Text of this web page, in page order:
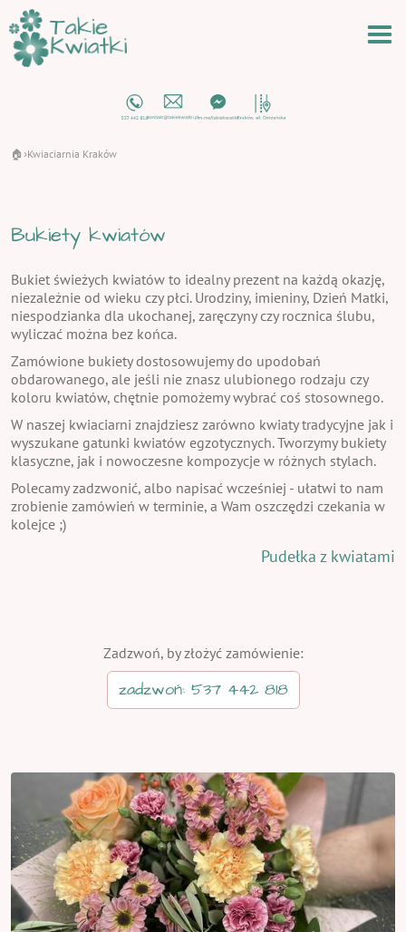
🏠 ›Kwiaciarnia Kraków
Bukiety kwiatów
Bukiet świeżych kwiatów to idealny prezent na każdą okazję,
niezależnie od wieku czy płci. Urodziny, imieniny, Dzień Matki,
niespodzianka dla ukochanej, zaręczyny czy rocznica ślubu,
wyliczać można bez końca.
Zamówione bukiety dostosowujemy do upodobań
obdarowanego, ale jeśli nie znasz ulubionego rodzaju czy
koloru kwiatów, chętnie pomożemy wybrać coś stosownego.
W naszej kwiaciarni znajdziesz zarówno kwiaty tradycyjne jak i
wyszukane gatunki kwiatów egzotycznych. Tworzymy bukiety
klasyczne, jak i nowoczesne kompozycje w różnych stylach.
Polecamy zadzwonić, albo napisać wcześniej - ułatwi to nam
zrobienie zamówień w terminie, a Wam oszczędzi czekania w
kolejce ;)
Pudełka z kwiatami
Zadzwoń, by złożyć zamówienie:
zadzwoń: 537 442 818